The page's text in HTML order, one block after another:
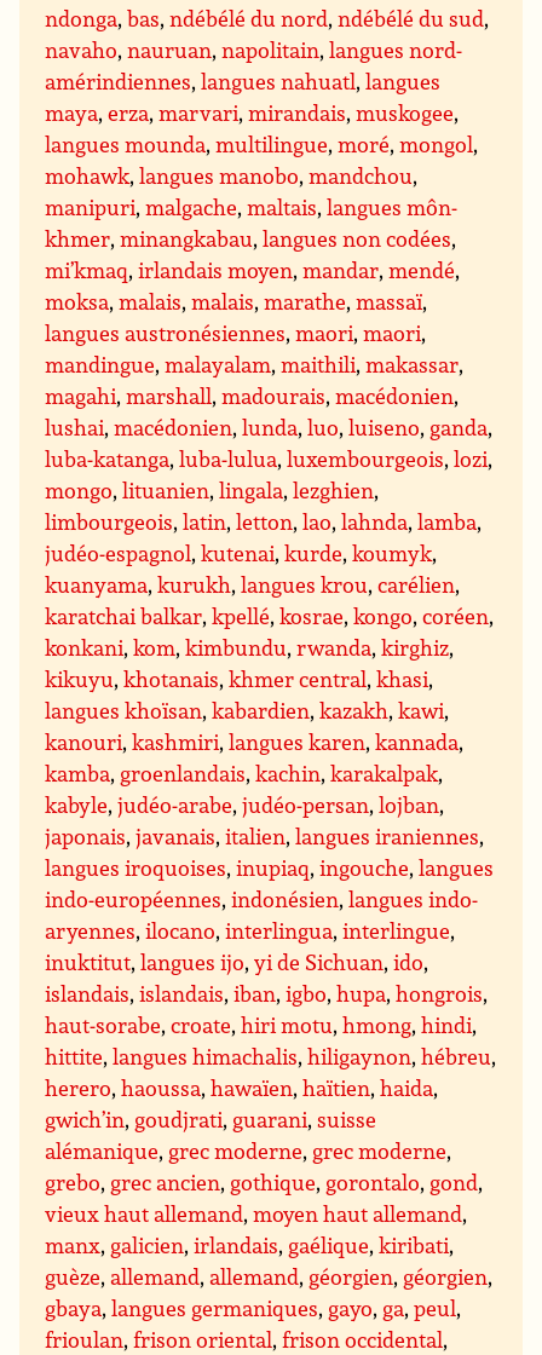
ndonga,bas,ndébélé du nord,ndébélé du sud,
navaho,nauruan,napolitain,langues nord-
amérindiennes,langues nahuatl,langues
maya,erza,marvari,mirandais,muskogee,
langues mounda,multilingue,moré,mongol,
mohawk,langues manobo,mandchou,
manipuri,malgache,maltais,langues môn-
khmer,minangkabau,langues non codées,
mi’kmaq,irlandais moyen,mandar,mendé,
moksa,malais,malais,marathe,massaï,
langues austronésiennes,maori,maori,
mandingue,malayalam,maithili,makassar,
magahi,marshall,madourais,macédonien,
lushai,macédonien,lunda,luo,luiseno, ganda,
luba-katanga,luba-lulua,luxembourgeois,lozi,
mongo,lituanien,lingala,lezghien,
limbourgeois,latin,letton,lao,lahnda,lamba,
judéo-espagnol,kutenai,kurde,koumyk,
kuanyama,kurukh,langues krou,carélien,
karatchai balkar,kpellé,kosrae,kongo,coréen,
konkani,kom,kimbundu,rwanda,kirghiz,
kikuyu,khotanais,khmer central,khasi,
langues khoïsan,kabardien,kazakh,kawi,
kanouri,kashmiri,langues karen,kannada,
kamba, groenlandais,kachin,karakalpak,
kabyle,judéo-arabe,judéo-persan,lojban,
japonais,javanais,italien,langues iraniennes,
langues iroquoises,inupiaq,ingouche,langues
indo-européennes,indonésien,langues indo-
aryennes,ilocano,interlingua,interlingue,
inuktitut,langues ijo,yi de Sichuan,ido,
islandais,islandais,iban,igbo,hupa,hongrois,
haut-sorabe,croate,hiri motu,hmong,hindi,
hittite,langues himachalis,hiligaynon,hébreu,
herero,haoussa,hawaïen,haïtien,haida,
gwich’in, goudjrati, guarani,suisse
alémanique, grec moderne, grec moderne,
grebo, grec ancien, gothique, gorontalo, gond,
vieux haut allemand,moyen haut allemand,
manx, galicien,irlandais, gaélique,kiribati,
guèze,allemand,allemand, géorgien, géorgien,
gbaya,langues germaniques, gayo, ga,peul,
frioulan,frison oriental,frison occidental,